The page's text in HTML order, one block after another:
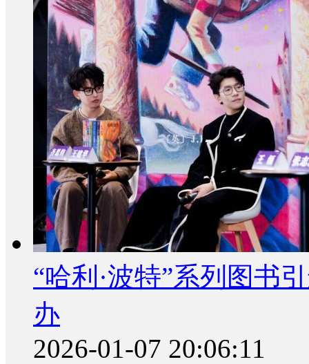
“哈利·波特”系列图书
办
2026-01-07 20:06:11